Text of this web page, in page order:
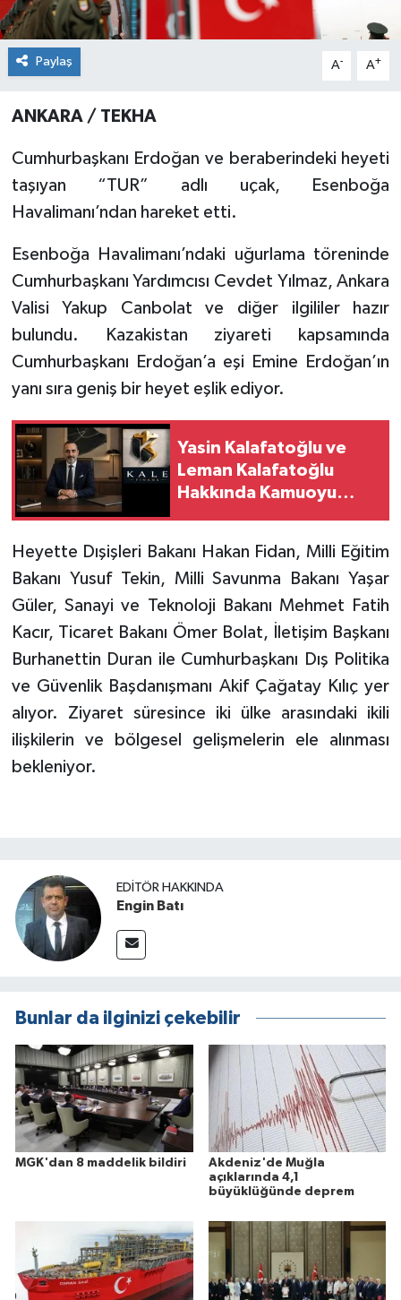
Paylaş A- A+
ANKARA / TEKHA
Cumhurbaşkanı Erdoğan ve beraberindeki heyeti
taşıyan “TUR” adlı uçak, Esenboğa
Havalimanı’ndan hareket etti.
Esenboğa Havalimanı’ndaki uğurlama töreninde
Cumhurbaşkanı Yardımcısı Cevdet Yılmaz, Ankara
Valisi Yakup Canbolat ve diğer ilgililer hazır
bulundu. Kazakistan ziyareti kapsamında
Cumhurbaşkanı Erdoğan’a eşi Emine Erdoğan’ın
yanı sıra geniş bir heyet eşlik ediyor.
Yasin Kalafatoğlu ve
Leman Kalafatoğlu
Hakkında Kamuoyu
Heyette Dışişleri Bakanı Hakan Fidan, Milli Eğitim
Bakanı Yusuf Tekin, Milli Savunma Bakanı Yaşar
Güler, Sanayi ve Teknoloji Bakanı Mehmet Fatih
Kacır, Ticaret Bakanı Ömer Bolat, İletişim Başkanı
Burhanettin Duran ile Cumhurbaşkanı Dış Politika
ve Güvenlik Başdanışmanı Akif Çağatay Kılıç yer
alıyor. Ziyaret süresince iki ülke arasındaki ikili
ilişkilerin ve bölgesel gelişmelerin ele alınması
bekleniyor.
EDITÖR HAKKINDA
Engin Batı
Bunlar da ilginizi çekebilir
MGK'dan 8 maddelik bildiri
Akdeniz'de Muğla
açıklarında 4,1
büyüklüğünde deprem